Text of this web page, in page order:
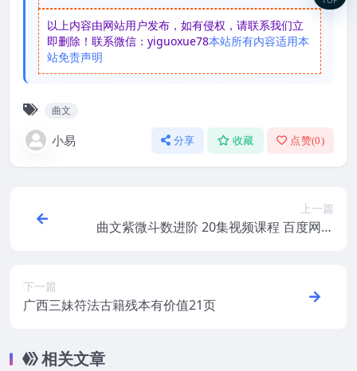
以上内容由网站用户发布，如有侵权，请联系我们立
即删除！联系微信：yiguoxue78本站所有内容适用本
站免责声明
曲文
小易 分享 收藏 点赞(0)
上一篇
曲文紫微斗数进阶 20集视频课程 百度网盘
下一篇
广西三妹符法古籍残本有价值21页
相关文章